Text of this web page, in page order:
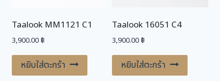
Taalook MM1121 C1
3,900.00฿
หยิบใส่ตะกร้า
Taalook 16051 C4
3,900.00฿
หยิบใส่ตะกร้า